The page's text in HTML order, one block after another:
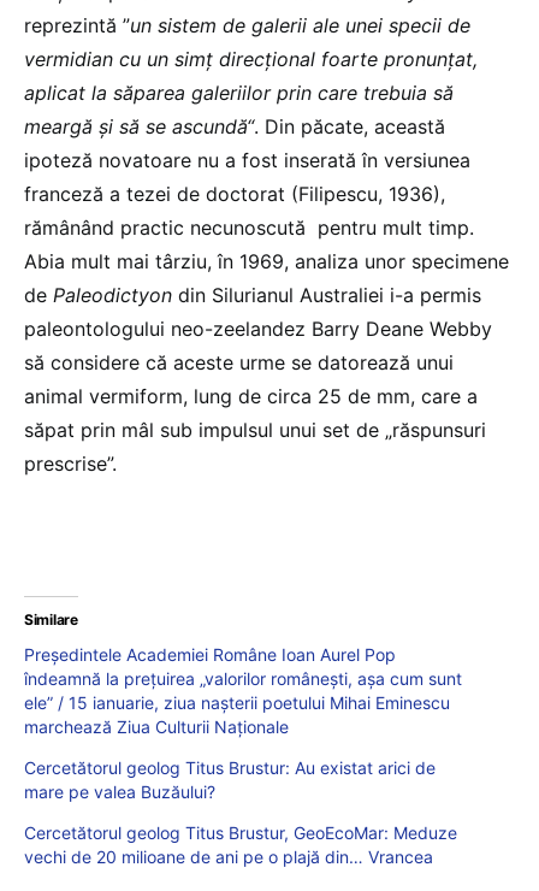
reprezintă ”un sistem de galerii ale unei specii de
vermidian cu un simţ direcţional foarte pronunţat,
aplicat la săparea galeriilor prin care trebuia să
meargă şi să se ascundă“. Din păcate, această
ipoteză novatoare nu a fost inserată în versiunea
franceză a tezei de doctorat (Filipescu, 1936),
rămânând practic necunoscută pentru mult timp.
Abia mult mai târziu, în 1969, analiza unor specimene
de Paleodictyon din Silurianul Australiei i-a permis
paleontologului neo-zeelandez Barry Deane Webby
să considere că aceste urme se datorează unui
animal vermiform, lung de circa 25 de mm, care a
săpat prin mâl sub impulsul unui set de „răspunsuri
prescrise”.
Similare
Președintele Academiei Române Ioan Aurel Pop
îndeamnă la preţuirea „valorilor româneşti, așa cum sunt
ele” / 15 ianuarie, ziua nașterii poetului Mihai Eminescu
marchează Ziua Culturii Naționale
Cercetătorul geolog Titus Brustur: Au existat arici de
mare pe valea Buzăului?
Cercetătorul geolog Titus Brustur, GeoEcoMar: Meduze
vechi de 20 milioane de ani pe o plajă din… Vrancea